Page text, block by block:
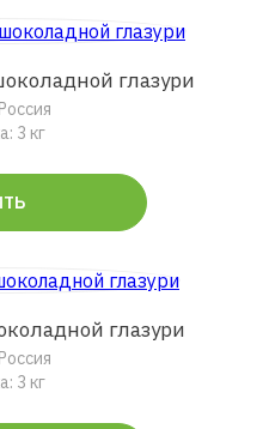
глазури
3 кг
глазури
3 кг